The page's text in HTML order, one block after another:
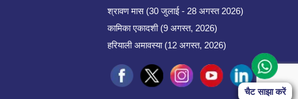
Start Chat
चैट साझा करें
श्रावण मास (30 जुलाई - 28 अगस्त 2026)
कामिका एकादशी (9 अगस्त, 2026)
हरियाली अमावस्या (12 अगस्त, 2026)